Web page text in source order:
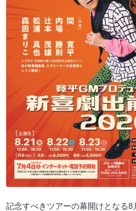
記念すべきツアーの幕開けとなる8